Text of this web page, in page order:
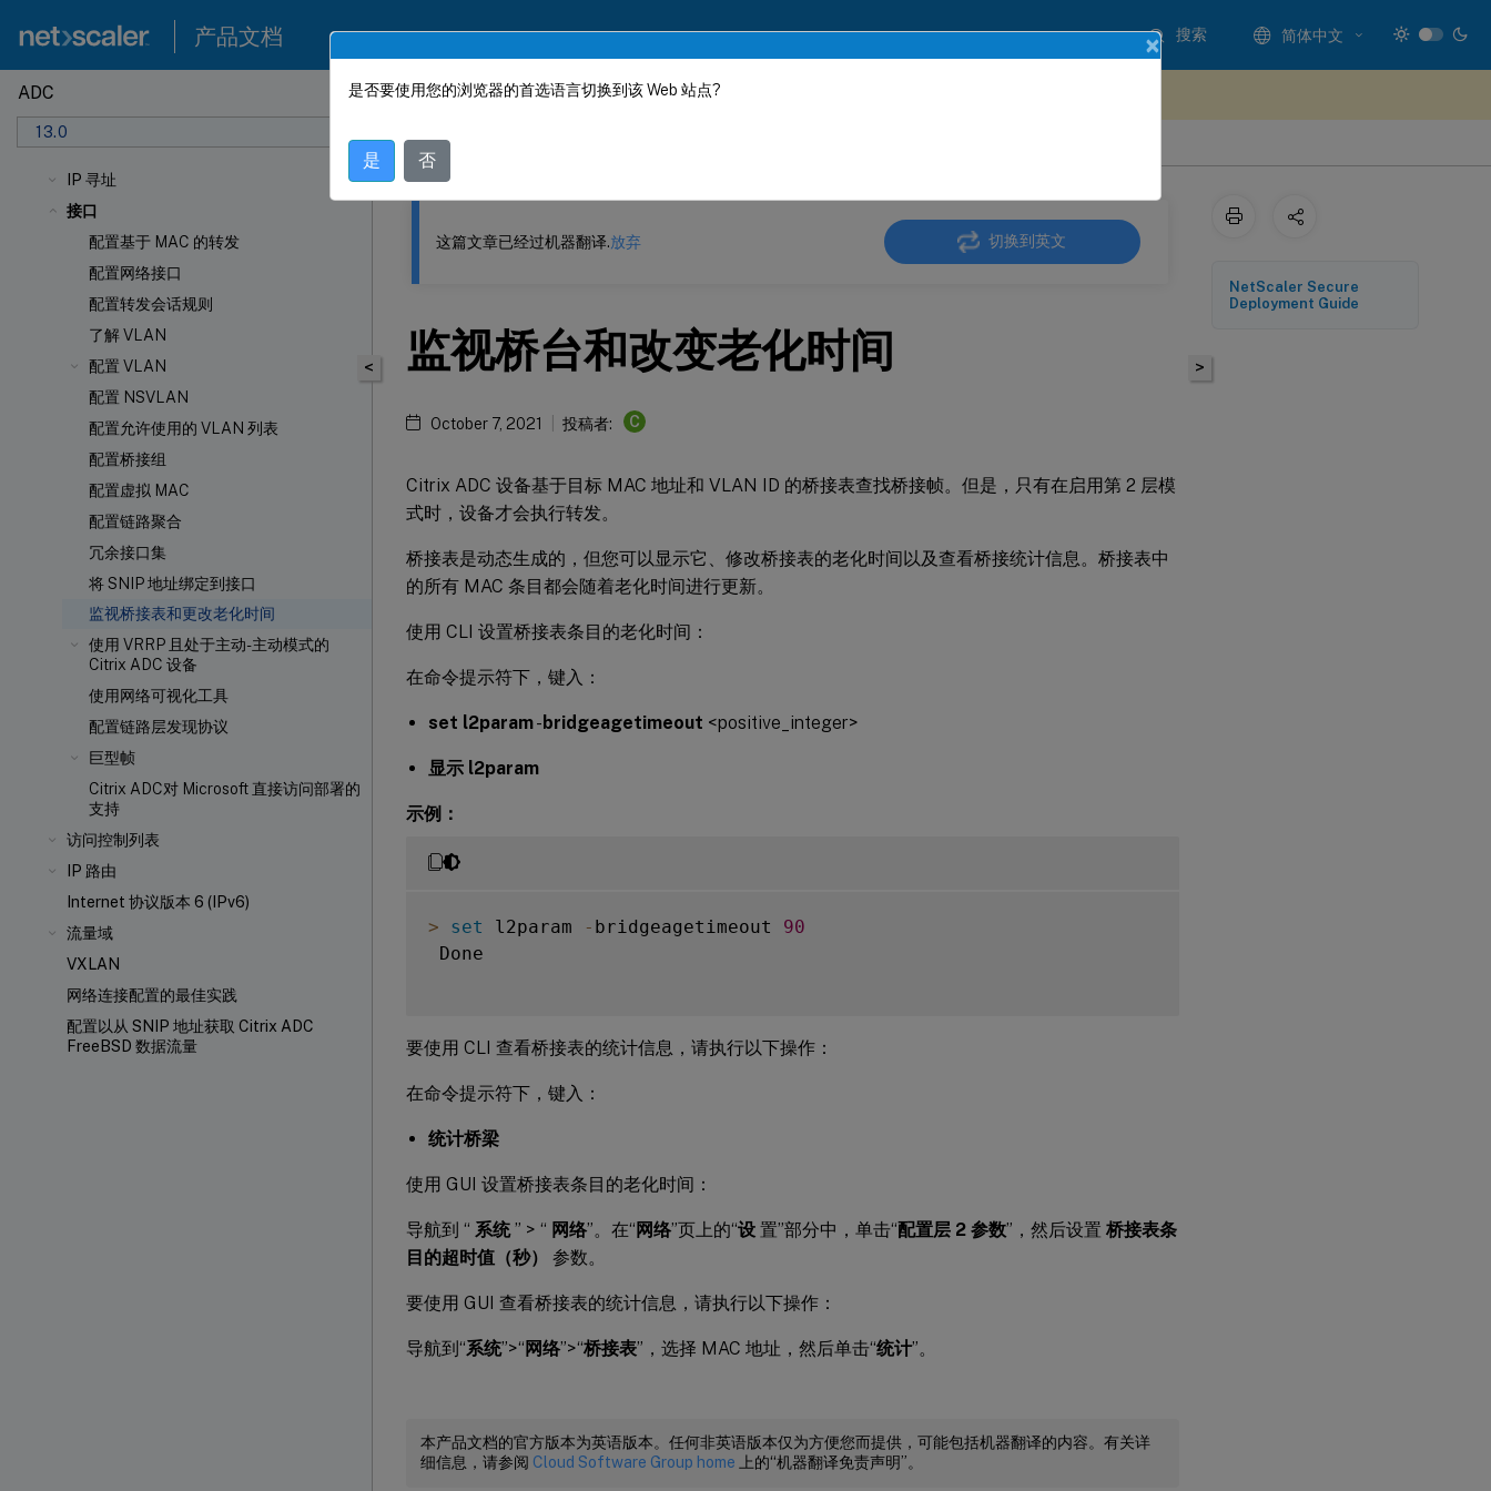
产品文档 搜索 简体中文
ADC
13.0
IP 寻址
接口
配置基于 MAC 的转发
配置网络接口
配置转发会话规则
了解 VLAN
配置 VLAN
配置 NSVLAN
配置允许使用的 VLAN 列表
配置桥接组
配置虚拟 MAC
配置链路聚合
冗余接口集
将 SNIP 地址绑定到接口
监视桥接表和更改老化时间
使用 VRRP 且处于主动-主动模式的
Citrix ADC 设备
使用网络可视化工具
配置链路层发现协议
巨型帧
Citrix ADC对 Microsoft 直接访问部署的
支持
访问控制列表
IP 路由
Internet 协议版本 6 (IPv6)
流量域
VXLAN
网络连接配置的最佳实践
配置以从 SNIP 地址获取 Citrix ADC
FreeBSD 数据流量
此内容已经过机器动态翻译。
<
这篇文章已经过机器翻译.放弃 切换到英文
监视桥台和改变老化时间
October 7, 2021 投稿者: C
Citrix ADC 设备基于目标 MAC 地址和 VLAN ID 的桥接表查找桥接帧。但是，只有在启用第 2 层模
式时，设备才会执行转发。
桥接表是动态生成的，但您可以显示它、修改桥接表的老化时间以及查看桥接统计信息。桥接表中
的所有 MAC 条目都会随着老化时间进行更新。
使用 CLI 设置桥接表条目的老化时间：
在命令提示符下，键入：
set l2param- bridgeagetimeout <positive_integer>
显示 l2param
示例：
> set l2param - bridgeagetimeout 90
Done
要使用 CLI 查看桥接表的统计信息，请执行以下操作：
在命令提示符下，键入：
统计桥梁
使用 GUI 设置桥接表条目的老化时间：
导航到 “ 系统” > “ 网络”。在“ 网络”页上的“设 置”部分中，单击“配置层 2 参数”，然后设置 桥接表条
目的超时值（秒）
参数。
要使用 GUI 查看桥接表的统计信息，请执行以下操作：
导航到“系统”>“ 网络”>“桥接表”，选择 MAC 地址，然后单击“统计”。
本产品文档的官方版本为英语版本。任何非英语版本仅为方便您而提供，可能包括机器翻译的内容。有关详
细信息，请参阅 Cloud Software Group home 上的“机器翻译免责声明”。
>
NetScaler Secure
Deployment Guide
×
是否要使用您的浏览器的首选语言切换到该 Web 站点?
是 否